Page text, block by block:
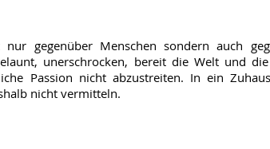
gegenüber Menschen sondern auch
unerschrocken, bereit die Welt und
Passion nicht abzustreiten. In ein
nicht vermitteln.